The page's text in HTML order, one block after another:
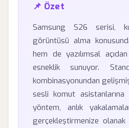
📌 Özet
Samsung S26 serisi,
görüntüsü alma
hem de yazılımsal
esneklik sunuyor.
kombinasyonundan
sesli komut
yöntem, anlık
gerçekleştirmenize olanak